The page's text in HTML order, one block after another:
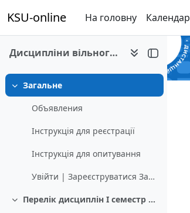
Перейти до головного вмісту
KSU-online На головну Календар
Дисципліни вільного вибору на 2020-2021 н.р.
Згорнути
Загальне
Объявления
Інструкція для реєстрації
Інструкція для опитування
Увійти | Зареєструватися Записатися на курс
Згорнути Перелік дисциплін І семестр скорочений термін навчання Педагогічний факультет